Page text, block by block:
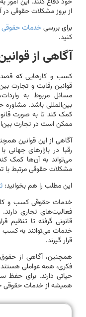
از بروز مشکلات حقوقی در
برای بررسیخدمات حقوقی در
کنید.
آگاهی از
کسب و کارهایی که قصد
قوانین رقابت و تجارت
مسائل مربوط به
بین‌المللی باشد. مشاوره
کمک کند تا به صورت
ممکن است در تجارت
آگاهی از این قوانین
رقبا در بازارهای جهانی
می‌تواند به آن‌ها کمک
مشکلات حقوقی مرتبط با
این مطلب را هم بخوانید:
خدمات حقوقی کسب و
فعالیت‌های تجاری
قانونی گرفته تا تنظیم
خدمات می‌توانند به کسب
قرار گیرند.
همچنین، آگاهی از حقوق
فکری، همه عواملی
حیاتی دارند. برای حفظ
همیشه از خدمات حقوقی